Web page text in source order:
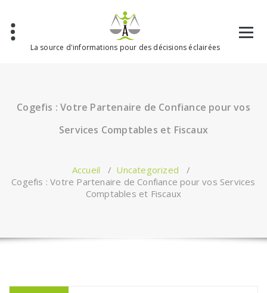
contenu
La source d'informations pour des décisions éclairées
Cogefis : Votre Partenaire de Confiance pour vos
Services Comptables et Fiscaux
Accueil / Uncategorized /
Cogefis : Votre Partenaire de Confiance pour vos Services
Comptables et Fiscaux